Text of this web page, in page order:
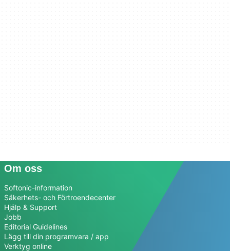
Om oss
Softonic-information
Säkerhets- och Förtroendecenter
Hjälp & Support
Jobb
Editorial Guidelines
Lägg till din programvara / app
Verktyg online